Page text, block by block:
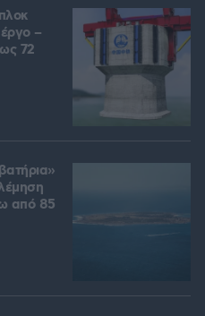
–
72
από 85